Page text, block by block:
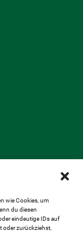
wie Cookies, um
du diesen
eindeutige IDs auf
oder zurückziehst,